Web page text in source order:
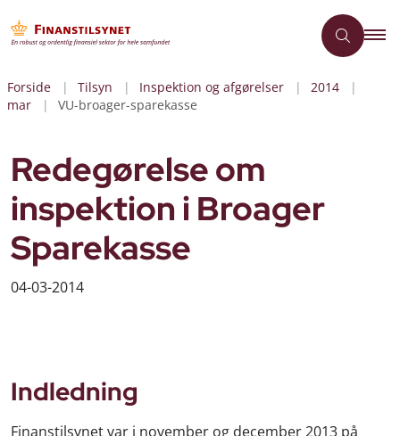
Forside Tilsyn Inspektion og afgørelser
2014
mar
VU-broager-sparekasse
Redegørelse om
inspektion i Broager
Sparekasse
04-03-2014
Indledning
Finanstilsynet var i november og december 2013 på